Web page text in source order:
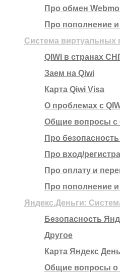
Про обмен
Про пополнение
Система виртуальных
QIWI в странах
Заем на Qiwi
Карта Qiwi Visa
О проблемах с
Общие вопросы с
Про безопасность
Про вход/
Про оплату и
Про пополнение и
Яндекс.Деньги:
Безопасность
Другое
Карта Яндекс
Общие вопросы о